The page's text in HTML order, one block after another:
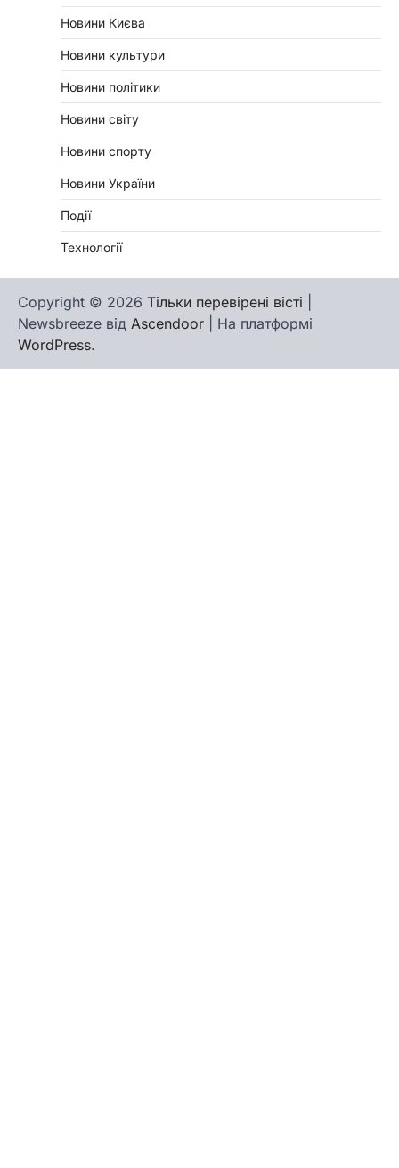
Новини Києва
Новини культури
Новини політики
Новини світу
Новини спорту
Новини України
Події
Технології
Copyright © 2026 Тільки перевірені вісті
Newsbreeze від Ascendoor | На платформі
WordPress.